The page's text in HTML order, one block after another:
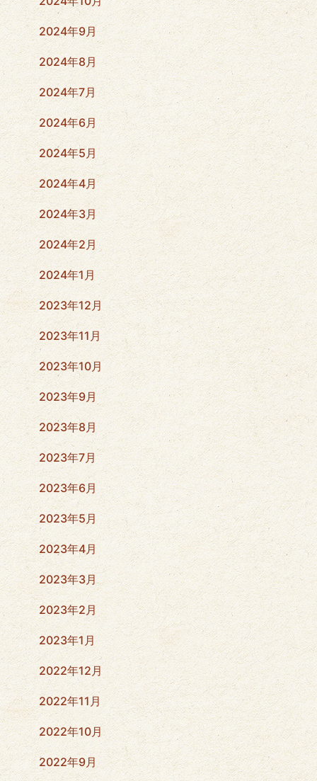
2024年9月
2024年8月
2024年7月
2024年6月
2024年5月
2024年4月
2024年3月
2024年2月
2024年1月
2023年12月
2023年11月
2023年10月
2023年9月
2023年8月
2023年7月
2023年6月
2023年5月
2023年4月
2023年3月
2023年2月
2023年1月
2022年12月
2022年11月
2022年10月
2022年9月